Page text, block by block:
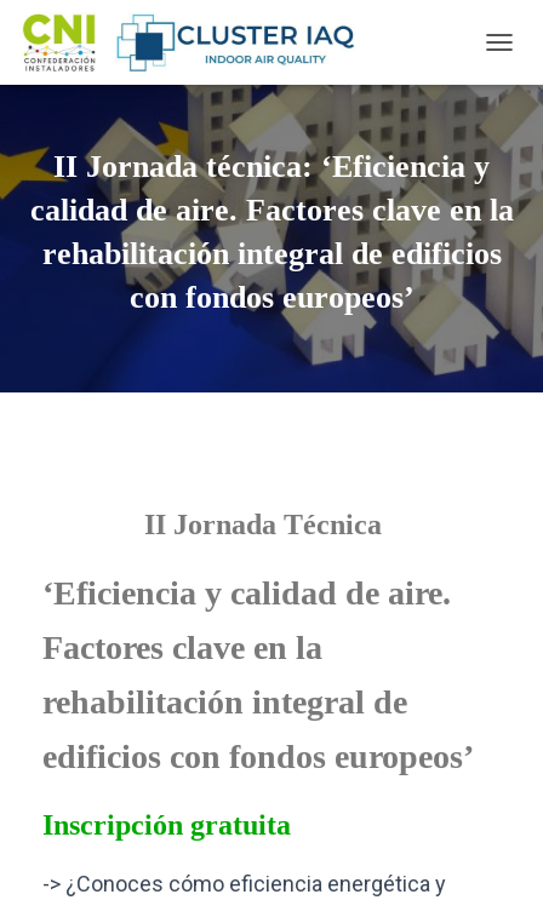
II Jornada técnica: ‘Eficiencia y
calidad de aire. Factores clave en la
rehabilitación integral de edificios
con fondos europeos’
II Jornada Técnica
‘Eficiencia y calidad de aire.
Factores clave en la
rehabilitación integral de
edificios con fondos europeos’
Inscripción gratuita
-> ¿Conoces cómo eficiencia energética y